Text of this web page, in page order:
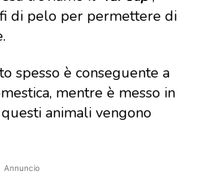
di pelo per permettere di
spesso è conseguente a
mentre è messo in
animali vengono
Annuncio